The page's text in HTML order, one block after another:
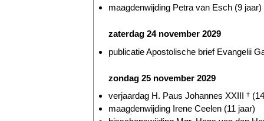
maagdenwijding Petra van Esch (9 jaar)
zaterdag 24 november 2029
publicatie Apostolische brief Evangelii
zondag 25 november 2029
verjaardag H. Paus Johannes XXIII †
maagdenwijding Irene Ceelen (11 jaar)